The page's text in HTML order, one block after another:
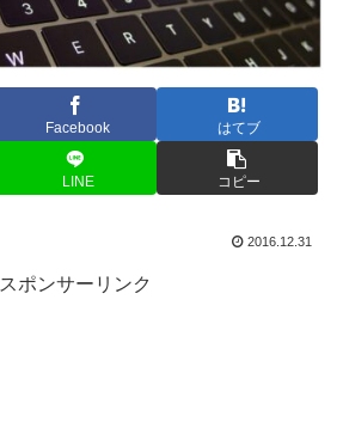
Facebook はてブ
LINE コピー
2016.12.31
スポンサーリンク